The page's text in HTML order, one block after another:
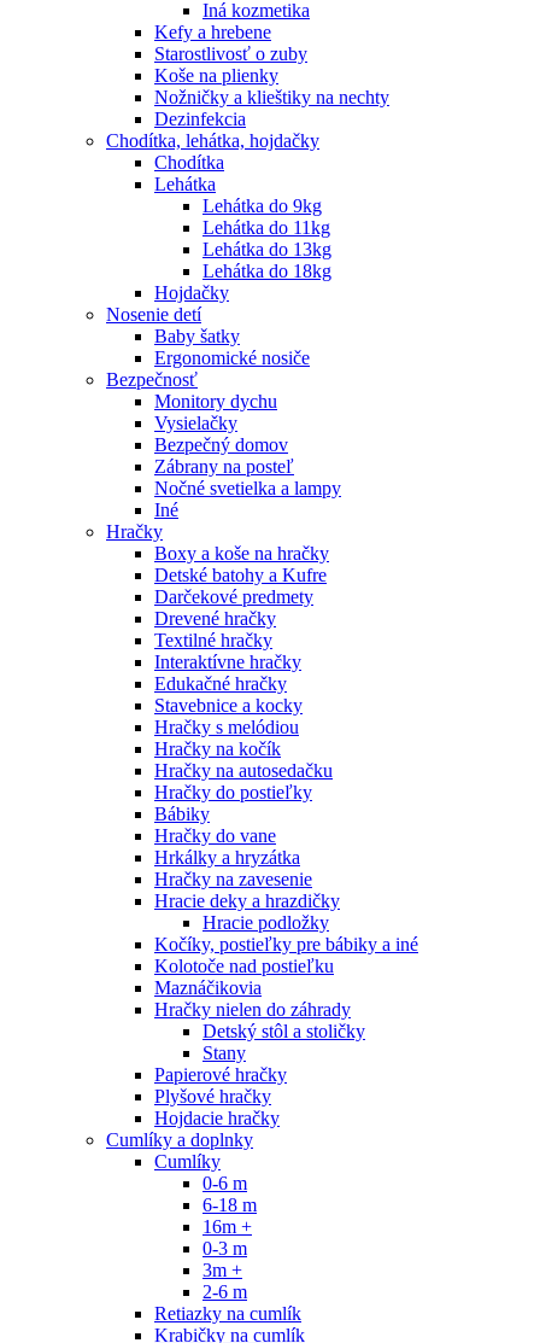
Iná kozmetika
Kefy a hrebene
Starostlivosť o zuby
Koše na plienky
Nožničky a klieštiky na nechty
Dezinfekcia
Chodítka, lehátka, hojdačky
Chodítka
Lehátka
Lehátka do 9kg
Lehátka do 11kg
Lehátka do 13kg
Lehátka do 18kg
Hojdačky
Nosenie detí
Baby šatky
Ergonomické nosiče
Bezpečnosť
Monitory dychu
Vysielačky
Bezpečný domov
Zábrany na posteľ
Nočné svetielka a lampy
Iné
Hračky
Boxy a koše na hračky
Detské batohy a Kufre
Darčekové predmety
Drevené hračky
Textilné hračky
Interaktívne hračky
Edukačné hračky
Stavebnice a kocky
Hračky s melódiou
Hračky na kočík
Hračky na autosedačku
Hračky do postieľky
Bábiky
Hračky do vane
Hrkálky a hryzátka
Hračky na zavesenie
Hracie deky a hrazdičky
Hracie podložky
Kočíky, postieľky pre bábiky a iné
Kolotoče nad postieľku
Maznáčikovia
Hračky nielen do záhrady
Detský stôl a stoličky
Stany
Papierové hračky
Plyšové hračky
Hojdacie hračky
Cumlíky a doplnky
Cumlíky
0-6 m
6-18 m
16m +
0-3 m
3m +
2-6 m
Retiazky na cumlík
Krabičky na cumlík